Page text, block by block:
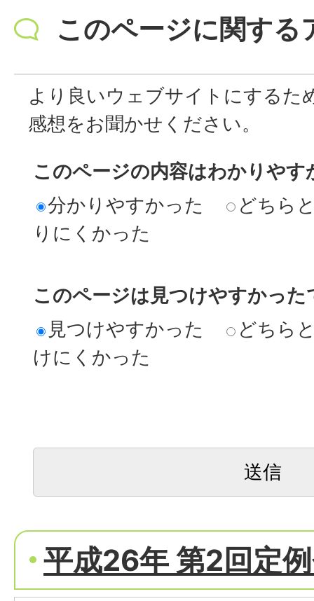
このページに関する
より良いウェブサイトにするた
感想をお聞かせください。
このページの内容はわかりやす
分かりやすかった
どちら
りにくかった
このページは見つけやすかった
見つけやすかった
どちら
けにくかった
平成26年 第2回定